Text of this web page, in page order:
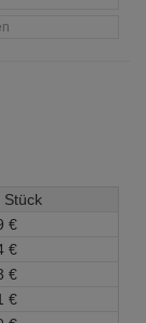
Stück
€
€
€
€